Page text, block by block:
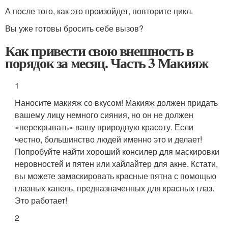
А после того, как это произойдет, повторите цикл.
Вы уже готовы бросить себе вызов?
Как привести свою внешность в
порядок за месяц. Часть 3 Макияж
1
Наносите макияж со вкусом! Макияж должен придать
вашему лицу немного сияния, но он не должен
«перекрывать» вашу природную красоту. Если
честно, большинство людей именно это и делает!
Попробуйте найти хороший консилер для маскировки
неровностей и пятен или хайлайтер для акне. Кстати,
вы можете замаскировать красные пятна с помощью
глазных капель, предназначенных для красных глаз.
Это работает!
2